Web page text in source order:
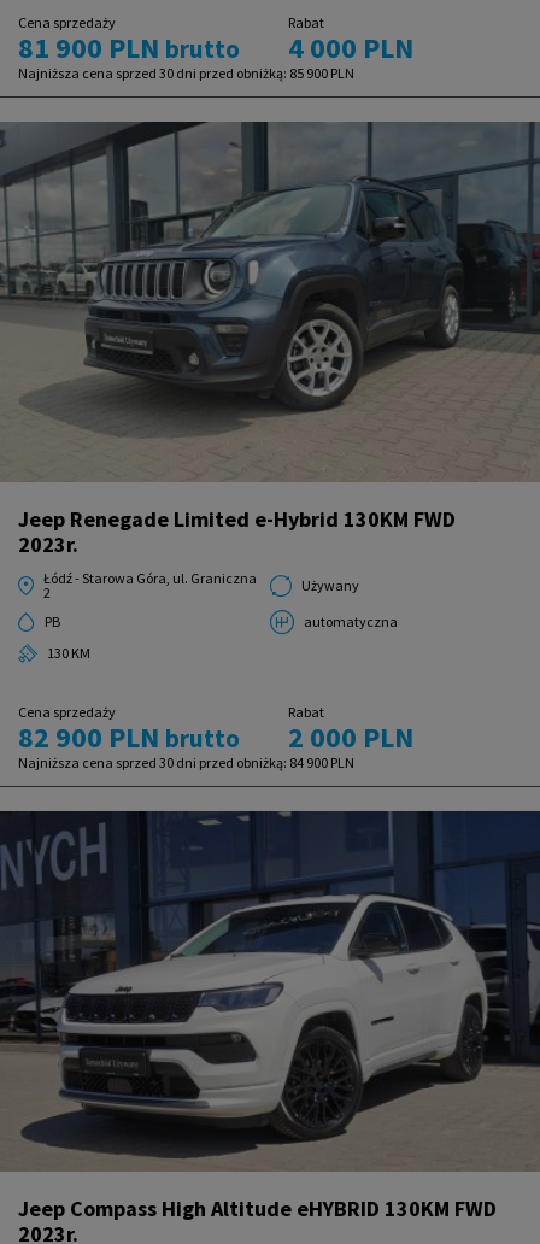
Cena sprzedaży
81 900 PLN brutto
Rabat
4 000 PLN
Najniższa cena sprzed 30 dni przed obniżką: 85 900 PLN
Jeep Renegade Limited e-Hybrid 130KM FWD
2023r.
Łódź - Starowa Góra, ul. Graniczna
2
Używany
PB
automatyczna
130 KM
Cena sprzedaży
82 900 PLN brutto
Rabat
2 000 PLN
Najniższa cena sprzed 30 dni przed obniżką: 84 900 PLN
Jeep Compass High Altitude eHYBRID 130KM FWD
2023r.